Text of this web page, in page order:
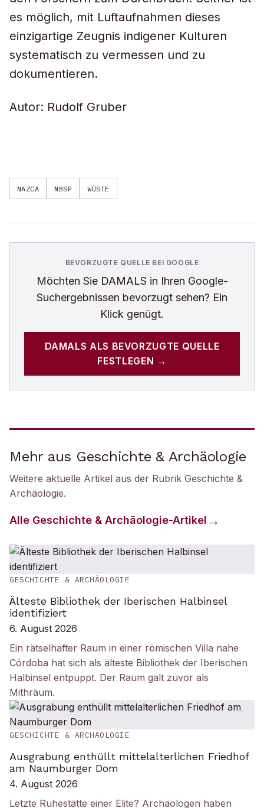
es möglich, mit Luftaufnahmen dieses
einzigartige Zeugnis indigener Kulturen
systematisch zu vermessen und zu
dokumentieren.
Autor: Rudolf Gruber
NAZCA NBSP WÜSTE
BEVORZUGTE QUELLE BEI GOOGLE
Möchten Sie DAMALS in Ihren Google-
Suchergebnissen bevorzugt sehen? Ein
Klick genügt.
DAMALS ALS BEVORZUGTE QUELLE
FESTLEGEN →
Mehr aus Geschichte & Archäologie
Weitere aktuelle Artikel aus der Rubrik Geschichte &
Archäologie.
Alle Geschichte & Archäologie-Artikel
GESCHICHTE & ARCHÄOLOGIE
Älteste Bibliothek der Iberischen Halbinsel
identifiziert
6. August 2026
Ein rätselhafter Raum in einer römischen Villa nahe
Córdoba hat sich als älteste Bibliothek der Iberischen
Halbinsel entpuppt. Der Raum galt zuvor als
Mithräum.
GESCHICHTE & ARCHÄOLOGIE
Ausgrabung enthüllt mittelalterlichen Friedhof
am Naumburger Dom
4. August 2026
Letzte Ruhestätte einer Elite? Archäologen haben